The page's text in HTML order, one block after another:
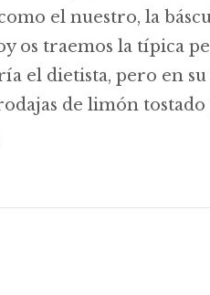
el nuestro, la
os traemos la típica
el dietista, pero en
de limón